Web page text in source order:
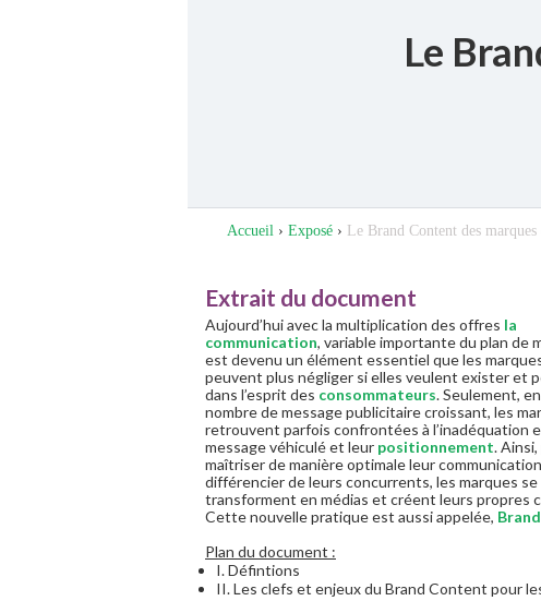
Le
Accueil › Exposé › Le Brand Content des
Extrait du document
Aujourd’hui avec la multiplication des offres la
communication, variable importante du plan de
est devenu un élément essentiel que les
peuvent plus négliger si elles veulent exister et
dans l’esprit des consommateurs. Seulement,
nombre de message publicitaire croissant, les
retrouvent parfois confrontées à l’inadéquation
message véhiculé et leur positionnement.
maîtriser de manière optimale leur
différencier de leurs concurrents, les marques se
transforment en médias et créent leurs propres
Cette nouvelle pratique est aussi appelée,
Plan du document :
I. Défintions
II. Les clefs et enjeux du Brand Content pour